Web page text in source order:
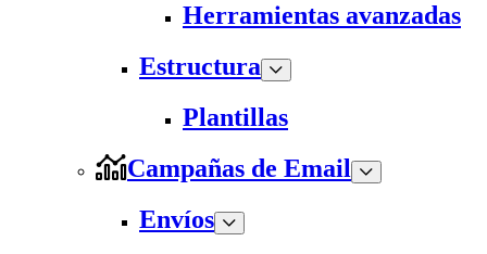
Herramientas avanzadas
Estructura
Plantillas
Campañas de Email
Envíos